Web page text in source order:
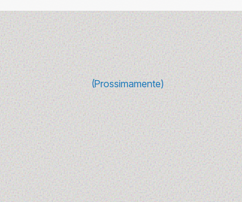
(Prossimamente)
10 canzoni sulla
moda da ascoltare
(e riascoltare) tra
glamour e
rivoluzione